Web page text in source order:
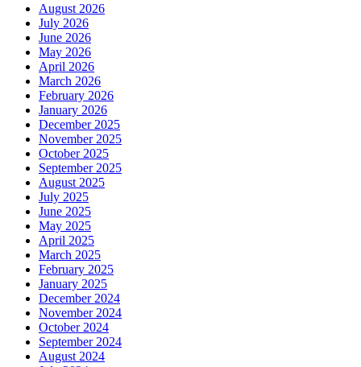
August 2026
July 2026
June 2026
May 2026
April 2026
March 2026
February 2026
January 2026
December 2025
November 2025
October 2025
September 2025
August 2025
July 2025
June 2025
May 2025
April 2025
March 2025
February 2025
January 2025
December 2024
November 2024
October 2024
September 2024
August 2024